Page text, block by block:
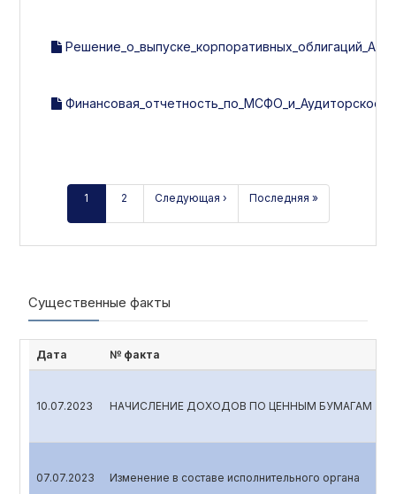
1 2 Следующая › Последняя »
Существенные факты
Дата № факта
10.07.2023 НАЧИСЛЕНИЕ ДОХОДОВ ПО ЦЕННЫМ БУМАГАМ
07.07.2023 Изменение в составе исполнительного органа